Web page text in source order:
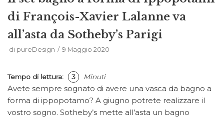
di François-Xavier Lalanne va
all’asta da Sotheby’s Parigi
di pureDesign 9 Maggio 2020
Tempo di lettura: 3 Minuti
Avete sempre sognato di avere una vasca da bagno a
forma di ippopotamo? A giugno potrete realizzare il
vostro sogno. Sotheby’s mette all’asta un bagno